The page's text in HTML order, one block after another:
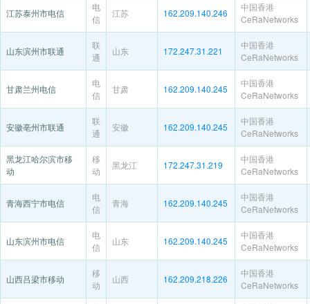
江苏泰州市电信
电
信
江苏 162.209.140.246
中国香港
CeRaNetworks
山东滨州市联通
联
通
山东 172.247.31.221
中国香港
CeRaNetworks
甘肃兰州电信
电
信
甘肃 162.209.140.245
中国香港
CeRaNetworks
安徽亳州市联通
联
通
安徽 162.209.140.245
中国香港
CeRaNetworks
黑龙江哈尔滨市移
动
移
动
黑龙江 172.247.31.219
中国香港
CeRaNetworks
青海西宁市电信
电
信
青海 162.209.140.245
中国香港
CeRaNetworks
山东滨州市电信
电
信
山东 162.209.140.245
中国香港
CeRaNetworks
山西吕梁市移动
移
动
山西 162.209.218.226
中国香港
CeRaNetworks